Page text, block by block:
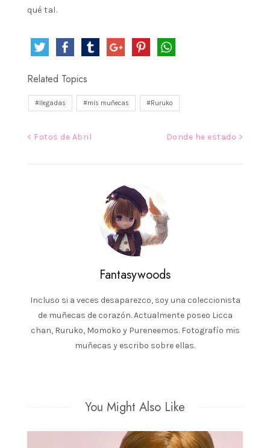
qué tal.
Related Topics
llegadas mis muñecas Ruruko
Navegación
< Fotos de Abril Donde he estado >
Fantasywoods
Incluso si a veces desaparezco, soy una coleccionista
de muñecas de corazón. Actualmente poseo Licca
chan, Ruruko, Momoko y Pureneemos. Fotografío mis
muñecas y escribo sobre ellas.
You Might Also Like